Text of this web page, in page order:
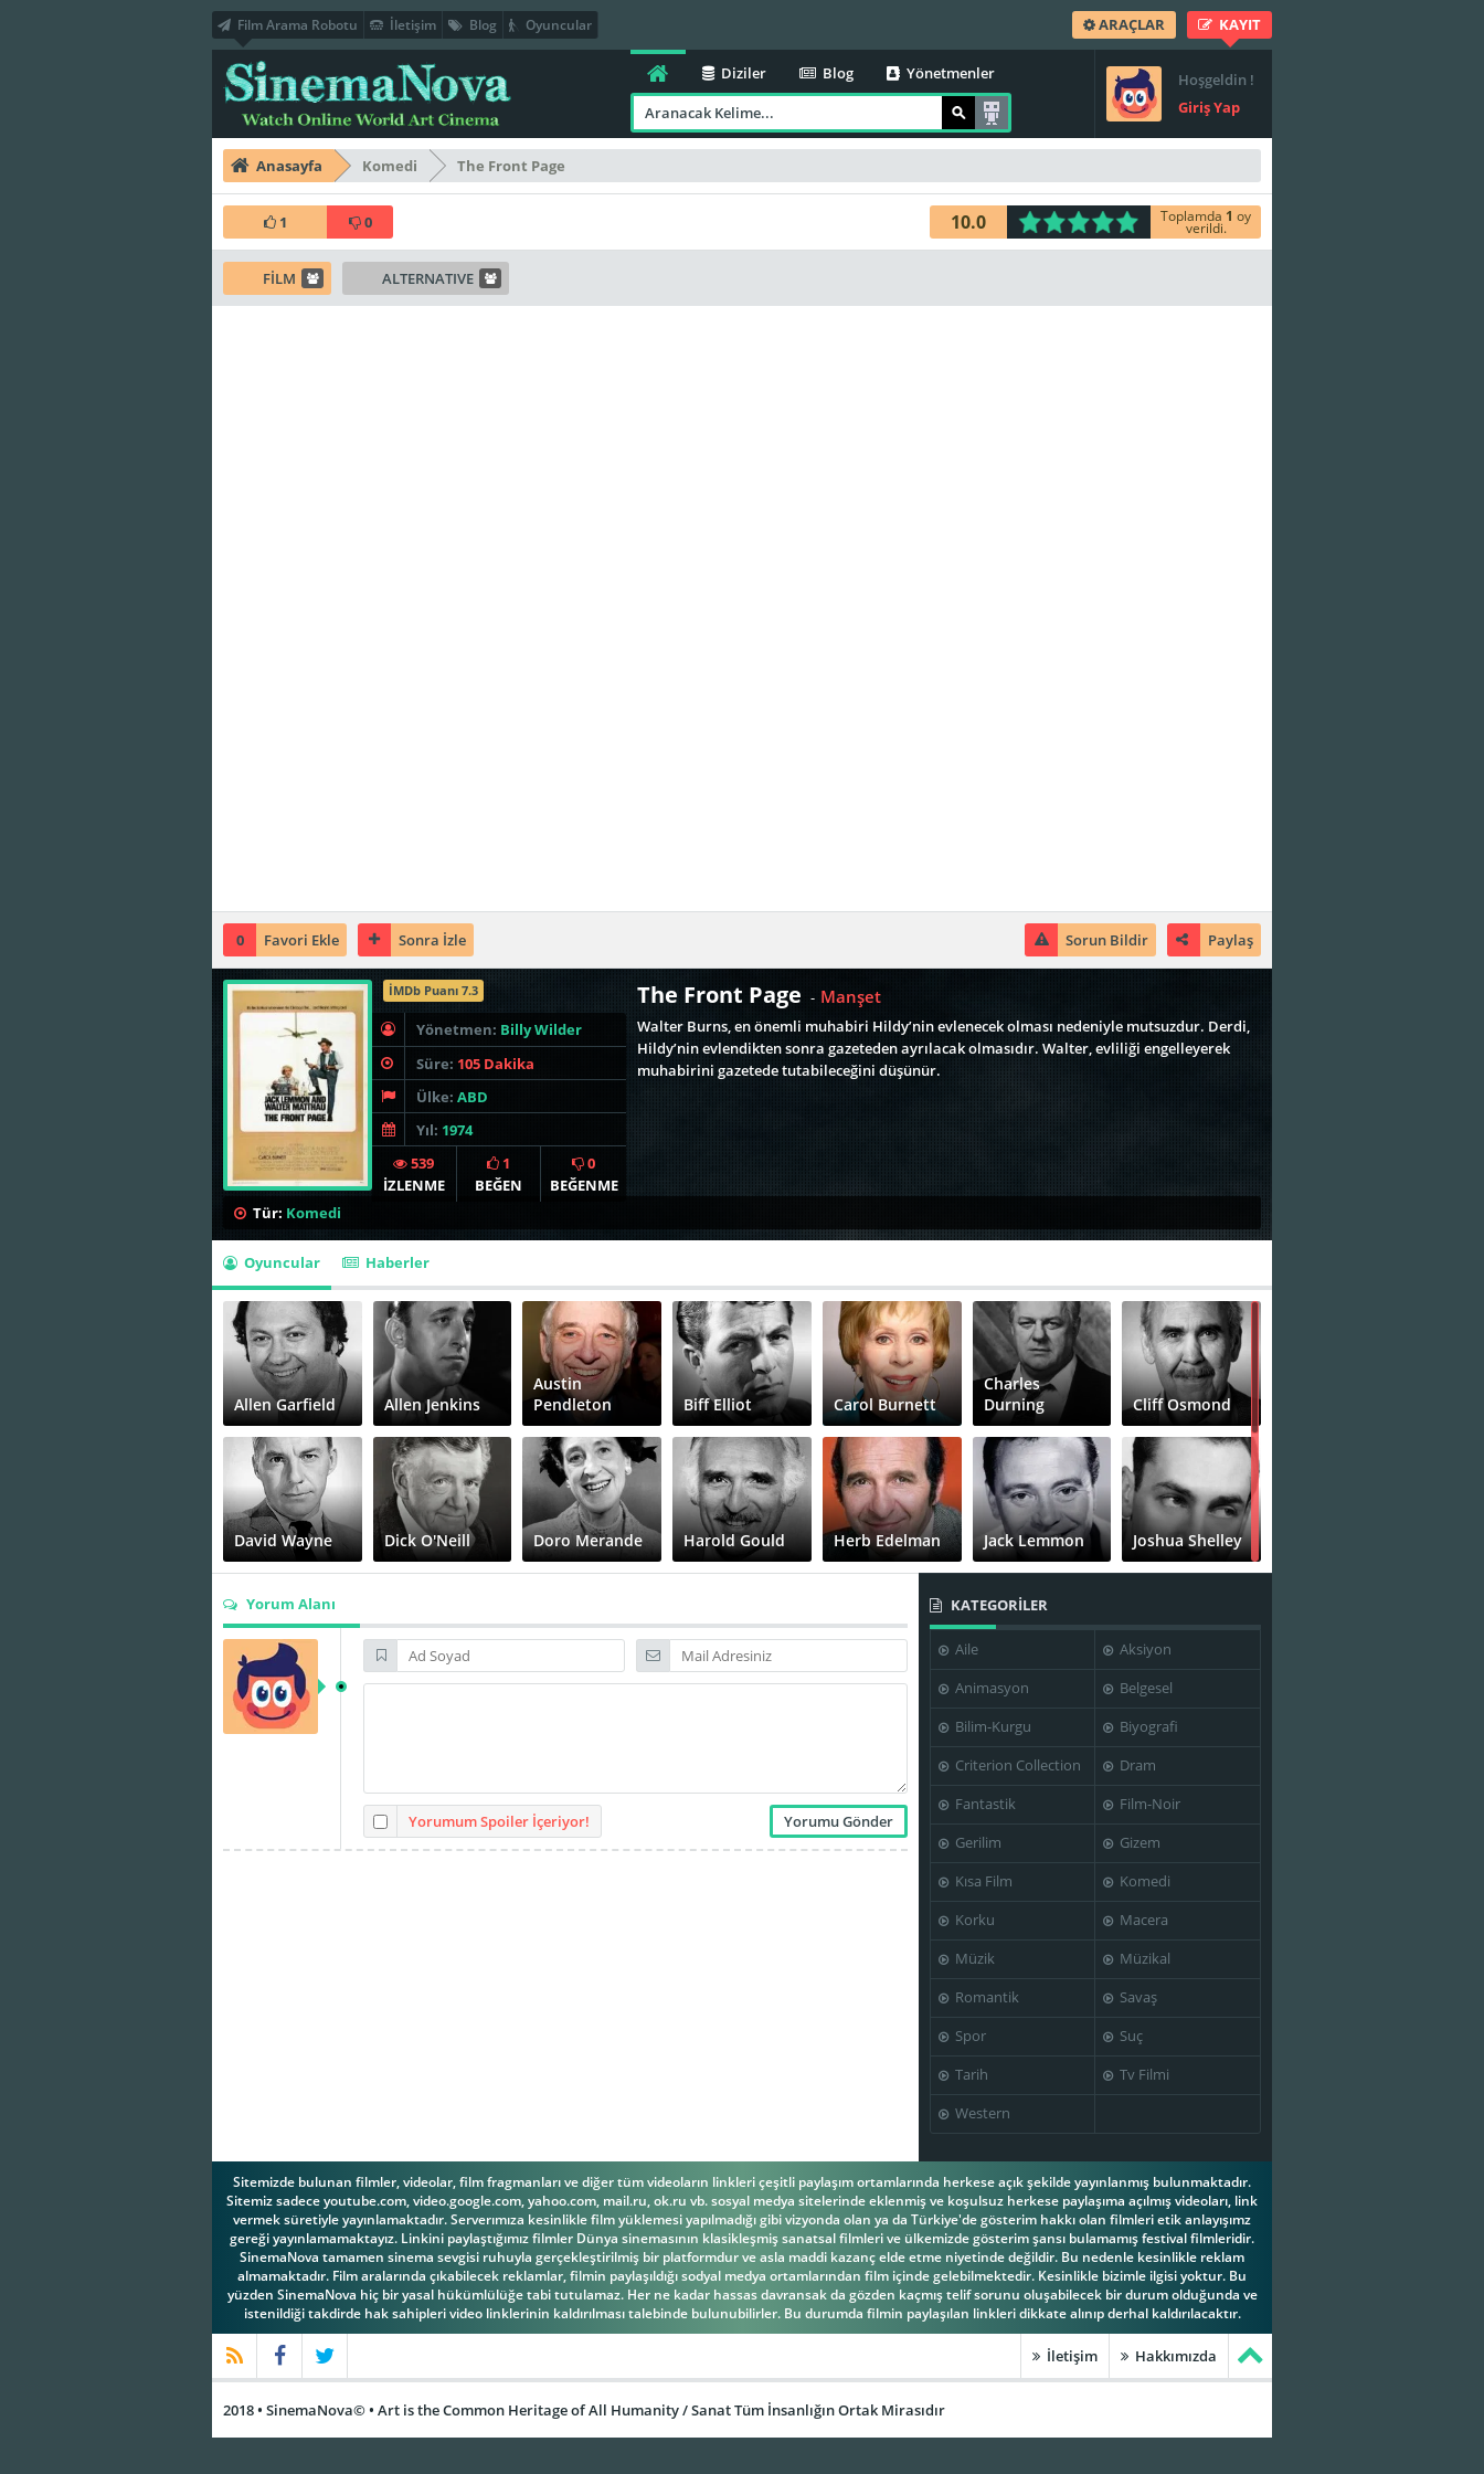
Film Arama Robotu İletişim Blog Oyuncular ARAÇLAR KAYIT
Hoşgeldin !
Giriş Yap
Diziler Blog Yönetmenler
Anasayfa Komedi The Front Page
1 0 10.0 Toplamda 1 oy
verildi.
FİLM ALTERNATIVE
0 Favori Ekle Sonra İzle Paylaş
Sorun Bildir
İMDb Puanı 7.3
Yönetmen: Billy Wilder
Süre: 105 Dakika
Ülke: ABD
Yıl: 1974
539
İZLENME
1
BEĞEN
0
BEĞENME
The Front Page - Manşet
Walter Burns, en önemli muhabiri Hildy’nin evlenecek olması nedeniyle mutsuzdur. Derdi,
Hildy’nin evlendikten sonra gazeteden ayrılacak olmasıdır. Walter, evliliği engelleyerek
muhabirini gazetede tutabileceğini düşünür.
Tür: Komedi
Oyuncular Haberler
Allen Garfield Allen Jenkins
Austin
Pendleton
Biff Elliot Carol Burnett
Charles
Durning
Cliff Osmond
David Wayne Dick O'Neill Doro Merande Harold Gould Herb Edelman Jack Lemmon Joshua Shelley
Leonard
Bremen
Lou Frizzell Martin Gabel Noam Pitlik Paul Benedict
Vincent
Billy Wilder
Yorum Alanı
Yorumum Spoiler İçeriyor!
KATEGORİLER
Aile
Aksiyon
Animasyon
Belgesel
Bilim-Kurgu
Biyografi
Criterion Collection
Dram
Fantastik
Film-Noir
Gerilim
Gizem
Kısa Film
Komedi
Korku
Macera
Müzik
Müzikal
Romantik
Savaş
Spor
Suç
Tarih
Tv Filmi
Western
Sitemizde bulunan filmler, videolar, film fragmanları ve diğer tüm videoların linkleri çeşitli paylaşım ortamlarında herkese açık şekilde yayınlanmış bulunmaktadır.
Sitemiz sadece youtube.com, video.google.com, yahoo.com, mail.ru, ok.ru vb. sosyal medya sitelerinde eklenmiş ve koşulsuz herkese paylaşıma açılmış videoları, link
vermek süretiyle yayınlamaktadır. Serverımıza kesinlikle film yüklemesi yapılmadığı gibi vizyonda olan ya da Türkiye'de gösterim hakkı olan filmleri etik anlayışımz
gereği yayınlamamaktayız. Linkini paylaştığımız filmler Dünya sinemasının klasikleşmiş sanatsal filmleri ve ülkemizde gösterim şansı bulamamış festival filmleridir.
SinemaNova tamamen sinema sevgisi ruhuyla gerçekleştirilmiş bir platformdur ve asla maddi kazanç elde etme niyetinde değildir. Bu nedenle kesinlikle reklam
almamaktadır. Film aralarında çıkabilecek reklamlar, filmin paylaşıldığı sodyal medya ortamlarından film içinde gelebilmektedir. Kesinlikle bizimle ilgisi yoktur. Bu
yüzden SinemaNova hiç bir yasal hükümlülüğe tabi tutulamaz. Her ne kadar hassas davransak da gözden kaçmış telif sorunu oluşabilecek bir durum olduğunda ve
istenildiği takdirde hak sahipleri video linklerinin kaldırılması talebinde bulunubilirler. Bu durumda filmin paylaşılan linkleri dikkate alınıp derhal kaldırılacaktır.
İletişim Hakkımızda
2018 • SinemaNova© • Art is the Common Heritage of All Humanity / Sanat Tüm İnsanlığın Ortak Mirasıdır